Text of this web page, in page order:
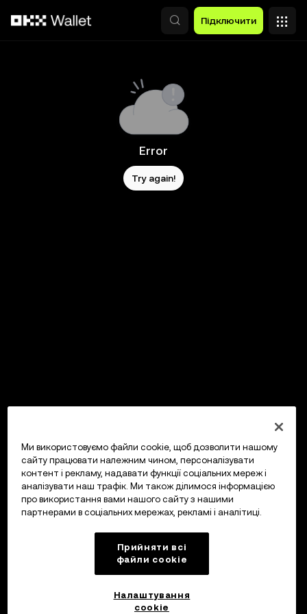
Підключити
Error
Try again!
Ми використовуємо файли cookie, щоб дозволити нашому
сайту працювати належним чином, персоналізувати
контент і рекламу, надавати функції соціальних мереж і
аналізувати наш трафік. Ми також ділимося інформацією
про використання вами нашого сайту з нашими
партнерами в соціальних мережах, рекламі і аналітиці.
Прийняти всі
файли сookie
Налаштування
cookie